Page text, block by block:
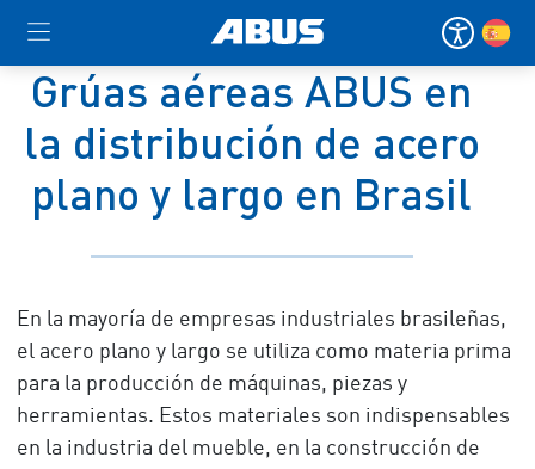
Grúas aéreas ABUS en
la distribución de acero
plano y largo en Brasil
En la mayoría de empresas industriales brasileñas,
el acero plano y largo se utiliza como materia prima
para la producción de máquinas, piezas y
herramientas. Estos materiales son indispensables
en la industria del mueble, en la construcción de